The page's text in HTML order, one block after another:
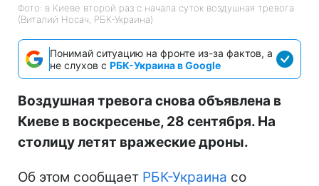
Фото: в Киеве второй раз с начала суток воздушная тревога
(Виталий Носач, РБК-Украина)
Понимай ситуацию на фронте из-за фактов, а
не слухов с РБК-Украина в Google
Воздушная тревога снова объявлена в
Киеве в воскресенье, 28 сентября. На
столицу летят вражеские дроны.
Об этом сообщает РБК-Украина со